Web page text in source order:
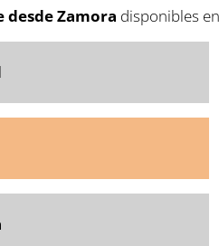
desde Zamora disponibles